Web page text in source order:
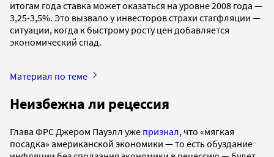
итогам года ставка может оказаться на уровне 2008 года —
3,25-3,5%. Это вызвало у инвесторов страхи стагфляции —
ситуации, когда к быстрому росту цен добавляется
экономический спад.
Материал по теме
Неизбежна ли рецессия
Глава ФРС Джером Пауэлл уже признал, что «мягкая
посадка» американской экономики — то есть обуздание